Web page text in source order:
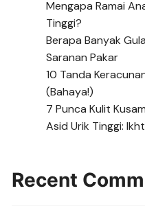
Mengapa Ramai
Tinggi?
Berapa Banyak
Saranan Pakar
10 Tanda
(Bahaya!)
7 Punca Kulit
Asid Urik Tinggi:
Recent